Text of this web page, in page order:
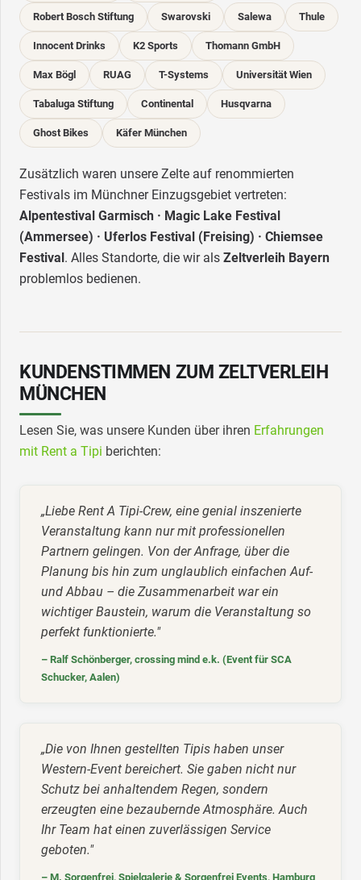
Robert Bosch Stiftung Swarovski Salewa Thule
Innocent Drinks K2 Sports Thomann GmbH
Max Bögl RUAG T-Systems Universität Wien
Tabaluga Stiftung Continental Husqvarna
Ghost Bikes Käfer München
Zusätzlich waren unsere Zelte auf renommierten
Festivals im Münchner Einzugsgebiet vertreten:
Alpentestival Garmisch · Magic Lake Festival
(Ammersee) · Uferlos Festival (Freising) · Chiemsee
Festival. Alles Standorte, die wir als Zeltverleih Bayern
problemlos bedienen.
KUNDENSTIMMEN ZUM ZELTVERLEIH
MÜNCHEN
Lesen Sie, was unsere Kunden über ihren Erfahrungen
mit Rent a Tipi berichten:
„Liebe Rent A Tipi-Crew, eine genial inszenierte
Veranstaltung kann nur mit professionellen
Partnern gelingen. Von der Anfrage, über die
Planung bis hin zum unglaublich einfachen Auf-
und Abbau – die Zusammenarbeit war ein
wichtiger Baustein, warum die Veranstaltung so
perfekt funktionierte."
– Ralf Schönberger, crossing mind e.k. (Event für SCA
Schucker, Aalen)
„Die von Ihnen gestellten Tipis haben unser
Western-Event bereichert. Sie gaben nicht nur
Schutz bei anhaltendem Regen, sondern
erzeugten eine bezaubernde Atmosphäre. Auch
Ihr Team hat einen zuverlässigen Service
geboten."
– M. Sorgenfrei, Spielgalerie & Sorgenfrei Events, Hamburg